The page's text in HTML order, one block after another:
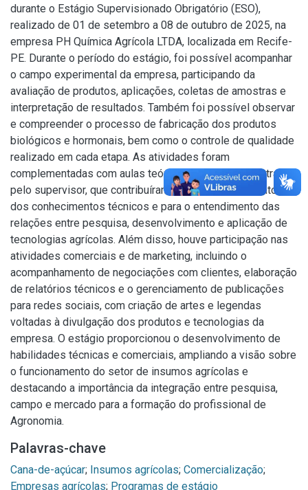
durante o Estágio Supervisionado Obrigatório (ESO),
realizado de 01 de setembro a 08 de outubro de 2025, na
empresa PH Química Agrícola LTDA, localizada em Recife-
PE. Durante o período do estágio, foi possível acompanhar
o campo experimental da empresa, participando da
avaliação de produtos, aplicações, coletas de amostras e
interpretação de resultados. Também foi possível observar
e compreender o processo de fabricação dos produtos
biológicos e hormonais, bem como o controle de qualidade
realizado em cada etapa. As atividades foram
complementadas com aulas teóricas e práticas ministradas
pelo supervisor, que contribuíram para o aprimoramento
dos conhecimentos técnicos e para o entendimento das
relações entre pesquisa, desenvolvimento e aplicação de
tecnologias agrícolas. Além disso, houve participação nas
atividades comerciais e de marketing, incluindo o
acompanhamento de negociações com clientes, elaboração
de relatórios técnicos e o gerenciamento de publicações
para redes sociais, com criação de artes e legendas
voltadas à divulgação dos produtos e tecnologias da
empresa. O estágio proporcionou o desenvolvimento de
habilidades técnicas e comerciais, ampliando a visão sobre
o funcionamento do setor de insumos agrícolas e
destacando a importância da integração entre pesquisa,
campo e mercado para a formação do profissional de
Agronomia.
Palavras-chave
Cana-de-açúcar; Insumos agrícolas; Comercialização;
Empresas agrícolas; Programas de estágio